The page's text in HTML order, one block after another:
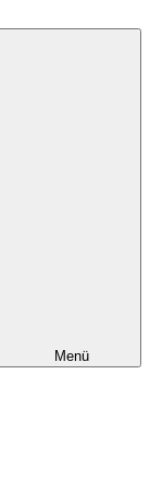
Menü